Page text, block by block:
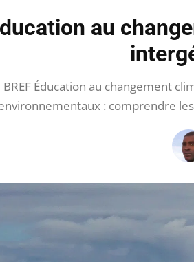
au
BREF Éducation au changement
: comprendre